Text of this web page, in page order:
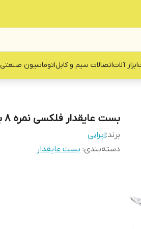
‌ابزار آلاتاتصالات سیم و کابلاتوماسیون صنعتی
بست عایقدار فلکسی نمره 8 بسته 100 عددی
برند:ایرانی
دسته‌بندی: بست عایقدار